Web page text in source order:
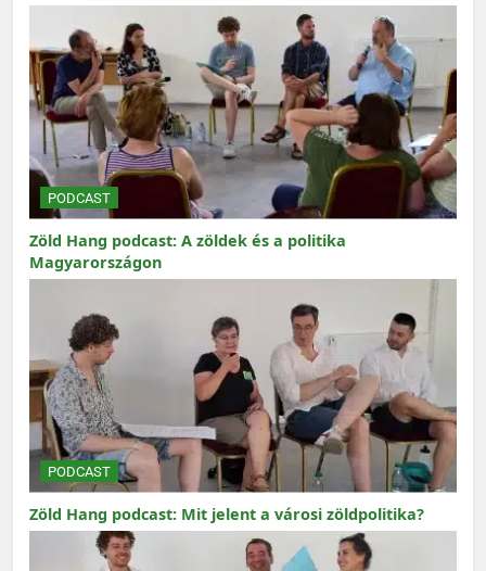
PODCAST
Zöld Hang podcast: A zöldek és a politika
Magyarországon
PODCAST
Zöld Hang podcast: Mit jelent a városi zöldpolitika?